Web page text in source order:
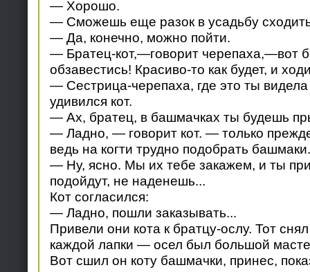
— Хорошо.
— Сможешь еще разок в усадьбу
— Да, конечно, можно пойти.
— Братец-кот,—говорит черепаха,—вот
обзавестись! Красиво-то как будет, и
— Сестрица-черепаха, где это ты
удивился кот.
— Ах, братец, в башмачках ты будешь
— Ладно, — говорит кот. — только
ведь на когти трудно подобрать башмаки.
— Ну, ясно. Мы их тебе закажем, и ты
подойдут, не наденешь...
Кот согласился:
— Ладно, пошли заказывать...
Привели они кота к братцу-ослу. Тот
каждой лапки — осел был большой
Вот сшил он коту башмачки, принес,